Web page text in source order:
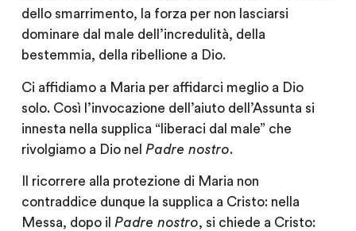
dello smarrimento, la forza per non lasciarsi
dominare dal male dell’incredulità, della
bestemmia, della ribellione a Dio.
Ci affidiamo a Maria per affidarci meglio a Dio
solo. Così l’invocazione dell’aiuto dell’Assunta si
innesta nella supplica “liberaci dal male” che
rivolgiamo a Dio nel Padre nostro.
Il ricorrere alla protezione di Maria non
contraddice dunque la supplica a Cristo: nella
Messa, dopo il Padre nostro, si chiede a Cristo: